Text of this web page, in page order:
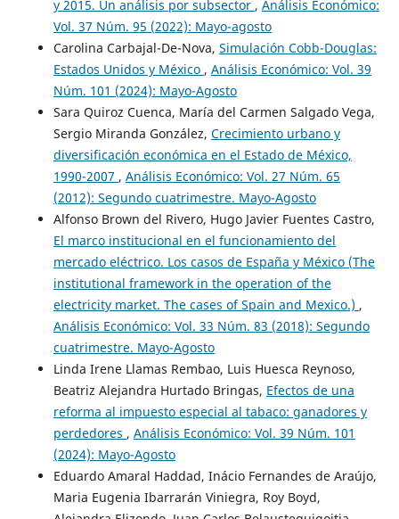
y 2015. Un análisis por subsector , Análisis Económico:
Vol. 37 Núm. 95 (2022): Mayo-agosto
Carolina Carbajal-De-Nova, Simulación Cobb-Douglas:
Estados Unidos y México , Análisis Económico: Vol. 39
Núm. 101 (2024): Mayo-Agosto
Sara Quiroz Cuenca, María del Carmen Salgado Vega,
Sergio Miranda González, Crecimiento urbano y
diversificación económica en el Estado de México,
1990-2007 , Análisis Económico: Vol. 27 Núm. 65
(2012): Segundo cuatrimestre. Mayo-Agosto
Alfonso Brown del Rivero, Hugo Javier Fuentes Castro,
El marco institucional en el funcionamiento del
mercado eléctrico. Los casos de España y México (The
institutional framework in the operation of the
electricity market. The cases of Spain and Mexico.) ,
Análisis Económico: Vol. 33 Núm. 83 (2018): Segundo
cuatrimestre. Mayo-Agosto
Linda Irene Llamas Rembao, Luis Huesca Reynoso,
Beatriz Alejandra Hurtado Bringas, Efectos de una
reforma al impuesto especial al tabaco: ganadores y
perdedores , Análisis Económico: Vol. 39 Núm. 101
(2024): Mayo-Agosto
Eduardo Amaral Haddad, Inácio Fernandes de Araújo,
Maria Eugenia Ibarrarán Viniegra, Roy Boyd,